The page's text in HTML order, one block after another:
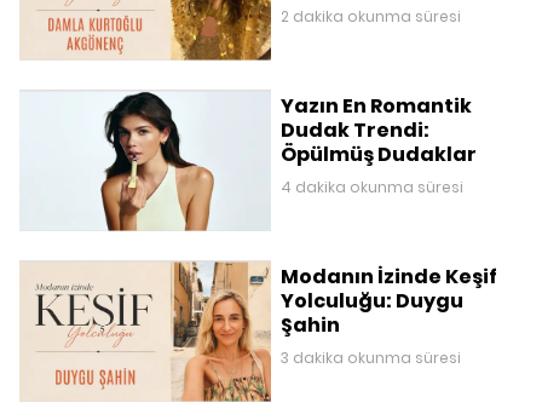
2 dakika okunma süresi
Yazın En Romantik
Dudak Trendi:
Öpülmüş Dudaklar
4 dakika okunma süresi
Modanın İzinde Keşif
Yolculuğu: Duygu
Şahin
3 dakika okunma süresi